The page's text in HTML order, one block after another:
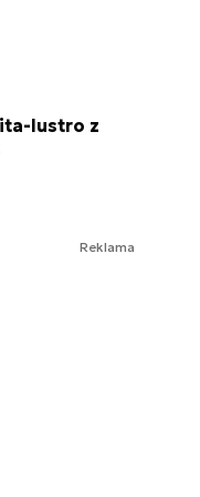
lustro z
Reklama